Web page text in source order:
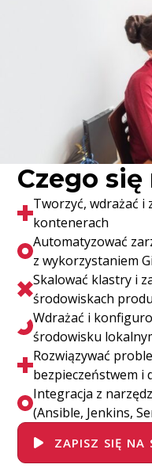
Czego się
Tworzyć, wdrażać i
kontenerach
Automatyzować
z wykorzystaniem
Skalować klastry i
środowiskach
Wdrażać i
środowisku
Rozwiązywać
bezpieczeństwem i
Integracja z
(Ansible, Jenkins,
ZAPISZ SIĘ NA